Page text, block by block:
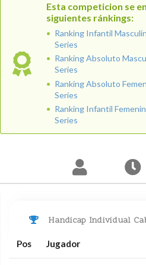
Esta competicion se
siguientes ránkings:
Ranking Infantil
Series
Ranking Absoluto
Series
Ranking Absoluto
Series
Ranking Infantil
Series
Handicap Individual
Pos Jugador